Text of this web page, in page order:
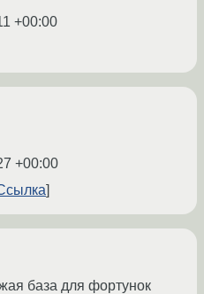
+00:00
+00:00
база для фортунок